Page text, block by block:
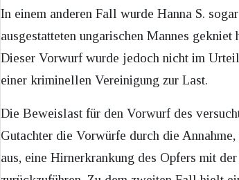
In einem anderen Fall wurde Hanna S.
ausgestatteten ungarischen Mannes
Dieser Vorwurf wurde jedoch nicht im
einer kriminellen Vereinigung zur Last.
Die Beweislast für den Vorwurf des
Gutachter die Vorwürfe durch die
aus, eine Hirnerkrankung des Opfers mit